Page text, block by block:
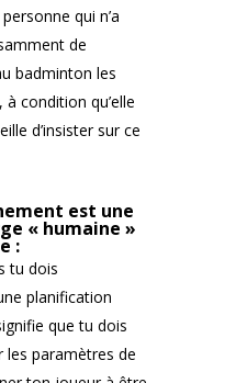
qui n’a
de
badminton les
condition qu’elle
d’insister sur ce
est une
« humaine »
:
tu dois
planification
que tu dois
paramètres de